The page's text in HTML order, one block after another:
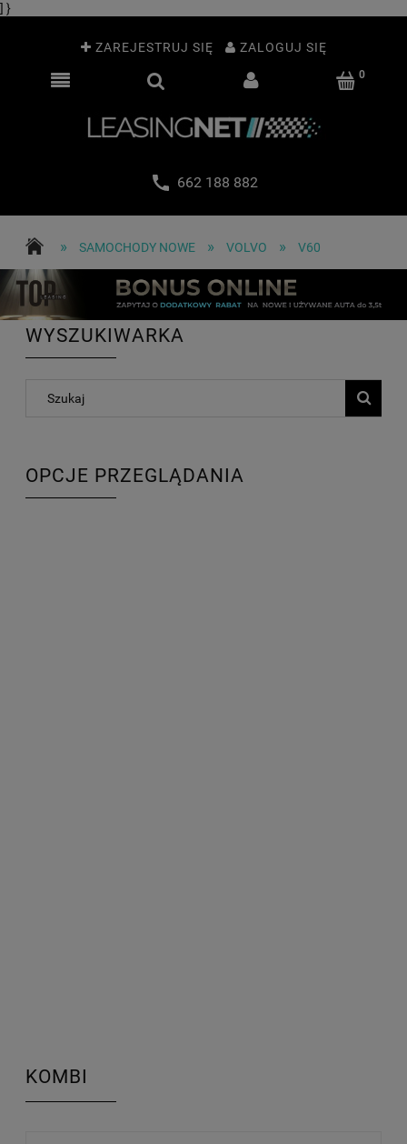
] }
ZAREJESTRUJ SIĘ ZALOGUJ SIĘ
662 188 882
» SAMOCHODY NOWE » VOLVO » V60
WYSZUKIWARKA
OPCJE PRZEGLĄDANIA
KOMBI